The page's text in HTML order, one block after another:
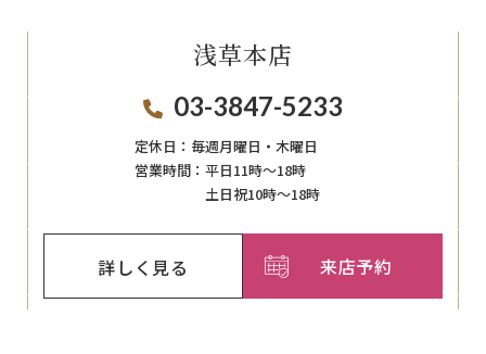
浅草本店
03-3847-5233
定休日： 毎週月曜日・木曜日
営業時間： 平日11時～18時
土日祝10時～18時
詳しく見る 来店予約